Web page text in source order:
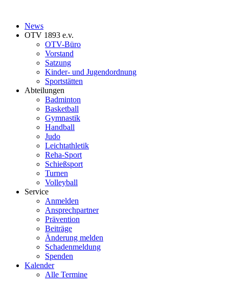
News
OTV 1893 e.v.
OTV-Büro
Vorstand
Satzung
Kinder- und Jugendordnung
Sportstätten
Abteilungen
Badminton
Basketball
Gymnastik
Handball
Judo
Leichtathletik
Reha-Sport
Schießsport
Turnen
Volleyball
Service
Anmelden
Ansprechpartner
Prävention
Beiträge
Änderung melden
Schadenmeldung
Spenden
Kalender
Alle Termine